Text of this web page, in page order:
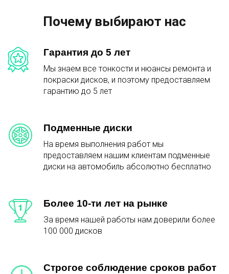
Почему выбирают нас
Гарантия до 5 лет
Мы знаем все тонкости и нюансы ремонта и
покраски дисков, и поэтому предоставляем
гарантию до 5 лет
Подменные диски
На время выполнения работ мы
предоставляем нашим клиентам подменные
диски на автомобиль абсолютно бесплатно
Более 10-ти лет на рынке
За время нашей работы нам доверили более
100 000 дисков
Строгое соблюдение сроков работ